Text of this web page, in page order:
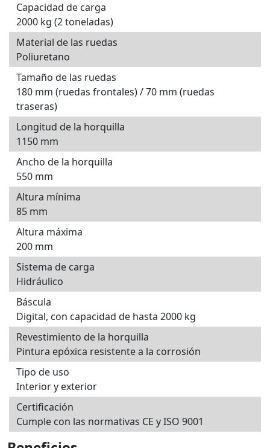
Capacidad de carga
2000 kg (2 toneladas)
Material de las ruedas
Poliuretano
Tamaño de las ruedas
180 mm (ruedas frontales) / 70 mm (ruedas
traseras)
Longitud de la horquilla
1150 mm
Ancho de la horquilla
550 mm
Altura mínima
85 mm
Altura máxima
200 mm
Sistema de carga
Hidráulico
Báscula
Digital, con capacidad de hasta 2000 kg
Revestimiento de la horquilla
Pintura epóxica resistente a la corrosión
Tipo de uso
Interior y exterior
Certificación
Cumple con las normativas CE y ISO 9001